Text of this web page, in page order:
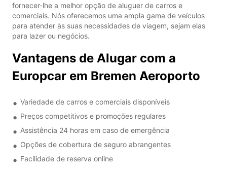
fornecer-lhe a melhor opção de aluguer de carros e
comerciais. Nós oferecemos uma ampla gama de veículos
para atender às suas necessidades de viagem, sejam elas
para lazer ou negócios.
Vantagens de Alugar com a
Europcar em Bremen Aeroporto
Variedade de carros e comerciais disponíveis
Preços competitivos e promoções regulares
Assistência 24 horas em caso de emergência
Opções de cobertura de seguro abrangentes
Facilidade de reserva online